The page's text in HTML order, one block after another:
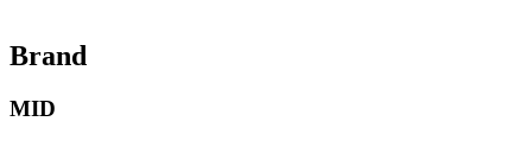
Brand
MID